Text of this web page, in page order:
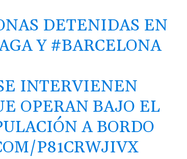
DETENIDAS EN
Y #BARCELONA
INTERVIENEN
OPERAN BAJO EL
A BORDO
P81CRWJIVX